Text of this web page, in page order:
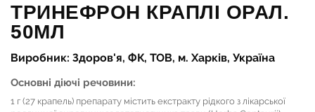
ТРИНЕФРОН КРАПЛІ ОРАЛ.
50МЛ
Виробник: Здоров'я, ФК, ТОВ, м. Харків, Україна
Основні діючі речовини:
1 г (27 крапель) препарату містить екстракту рідкого з лікарської